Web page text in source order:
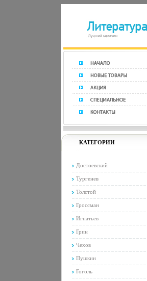
КАТЕГОРИИ
Достоевский
Тургенев
Толстой
Гроссман
Игнатьев
Грин
Чехов
Пушкин
Гоголь